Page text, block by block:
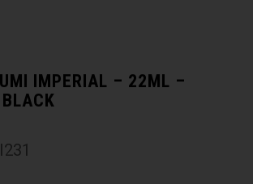
IMPERIAL – 22ML –